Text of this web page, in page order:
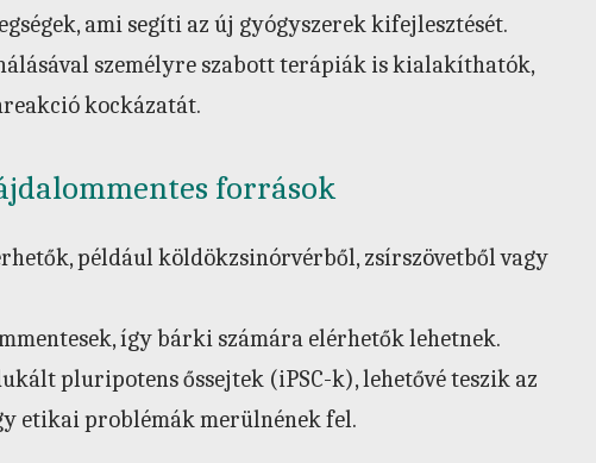
ami segíti az új gyógyszerek kifejlesztését.
személyre szabott terápiák is kialakíthatók,
kockázatát.
források
például köldökzsinórvérből, zsírszövetből vagy
így bárki számára elérhetők lehetnek.
pluripotens őssejtek (iPSC-k), lehetővé teszik az
etikai problémák merülnének fel.